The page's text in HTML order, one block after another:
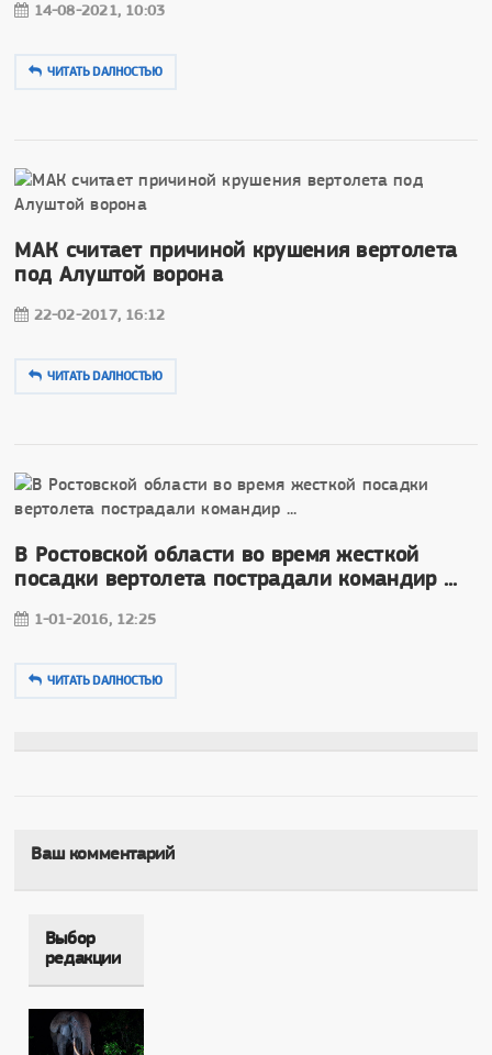
14-08-2021, 10:03
ЧИТАТЬ DAЛНОСТЬЮ
МАК считает причиной крушения вертолета
под Алуштой ворона
22-02-2017, 16:12
ЧИТАТЬ DAЛНОСТЬЮ
В Ростовской области во время жесткой
посадки вертолета пострадали командир ...
1-01-2016, 12:25
ЧИТАТЬ DAЛНОСТЬЮ
Ваш комментарий
Выбор
редакции